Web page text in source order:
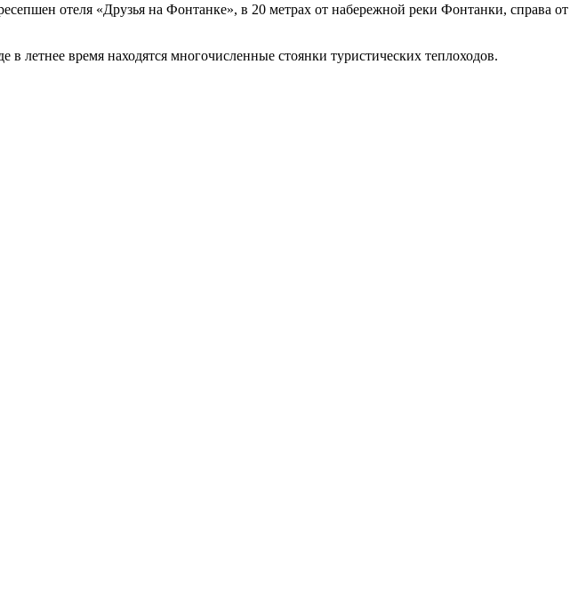
отеля «Друзья на Фонтанке», в 20 метрах от набережной реки Фонтанки, справа от
летнее время находятся многочисленные стоянки туристических теплоходов.